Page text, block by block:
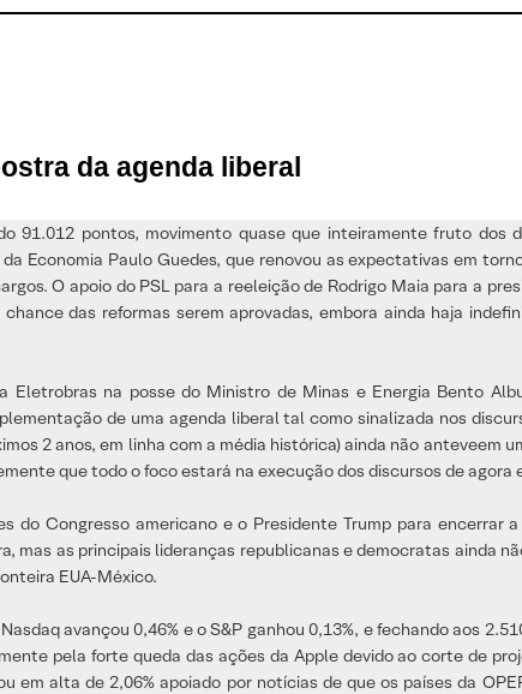
da agenda liberal
91.012 pontos, movimento quase que inteiramente fruto dos
Economia Paulo Guedes, que renovou as expectativas em
O apoio do PSL para a reeleição de Rodrigo Maia para a
das reformas serem aprovadas, embora ainda haja
na posse do Ministro de Minas e Energia Bento
de uma agenda liberal tal como sinalizada nos
2 anos, em linha com a média histórica) ainda não anteveem
que todo o foco estará na execução dos discursos de agora
do Congresso americano e o Presidente Trump para encerrar
mas as principais lideranças republicanas e democratas ainda
EUA-México.
avançou 0,46% e o S&P ganhou 0,13%, e fechando aos
pela forte queda das ações da Apple devido ao corte de
alta de 2,06% apoiado por notícias de que os países da